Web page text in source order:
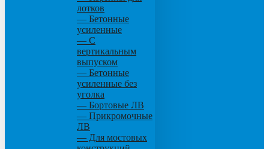
лотков
— Бетонные
усиленные
— С
вертикальным
выпуском
— Бетонные
усиленные без
уголка
— Бортовые ЛВ
— Прикромочные
ЛВ
— Для мостовых